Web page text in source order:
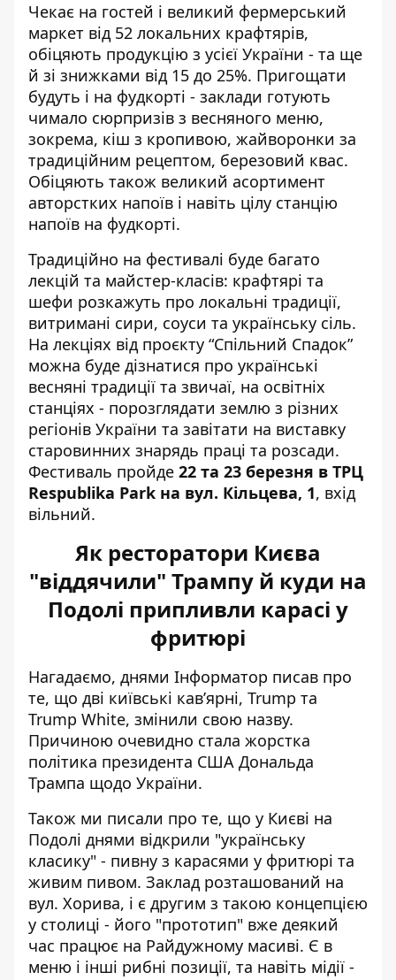
Чекає на гостей і великий фермерський
маркет від 52 локальних крафтярів,
обіцяють продукцію з усієї України - та ще
й зі знижками від 15 до 25%. Пригощати
будуть і на фудкорті - заклади готують
чимало сюрпризів з весняного меню,
зокрема, кіш з кропивою, жайворонки за
традиційним рецептом, березовий квас.
Обіцяють також великий асортимент
авторстких напоїв і навіть цілу станцію
напоїв на фудкорті.
Традиційно на фестивалі буде багато
лекцій та майстер-класів: крафтярі та
шефи розкажуть про локальні традиції,
витримані сири, соуси та українську сіль.
На лекціях від проєкту “Спільний Спадок”
можна буде дізнатися про українські
весняні традиції та звичаї, на освітніх
станціях - порозглядати землю з різних
регіонів України та завітати на виставку
старовинних знарядь праці та розсади.
Фестиваль пройде 22 та 23 березня в ТРЦ
Respublika Park на вул. Кільцева, 1, вхід
вільний.
Як ресторатори Києва
"віддячили" Трампу й куди на
Подолі припливли карасі у
фритюрі
Нагадаємо, днями Інформатор писав про
те, що дві київські кав’ярні, Trump та
Trump White, змінили свою назву.
Причиною очевидно стала жорстка
політика президента США Дональда
Трампа щодо України.
Також ми писали про те, що у Києві на
Подолі днями відкрили "українську
класику" - пивну з карасями у фритюрі та
живим пивом. Заклад розташований на
вул. Хорива, і є другим з такою концепцією
у столиці - його "прототип" вже деякий
час працює на Райдужному масиві. Є в
меню і інші рибні позиції, та навіть мідії -